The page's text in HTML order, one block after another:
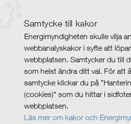
Samtycke till kakor
Energimyndigheten skulle vilja
webbanalyskakor i syfte att
webbplatsen. Samtycker du till
som helst ändra ditt val. För att
samtycke klickar du på
(cookies)" som du hittar i
webbplatsen.
Läs mer om kakor och